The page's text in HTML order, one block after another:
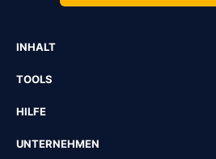
INHALT
TOOLS
HILFE
UNTERNEHMEN